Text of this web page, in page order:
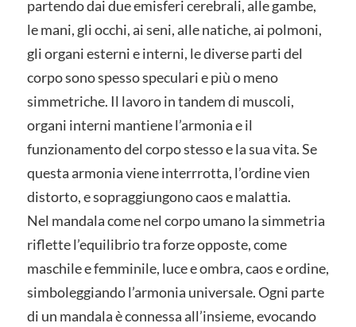
partendo dai due emisferi cerebrali, alle gambe,
le mani, gli occhi, ai seni, alle natiche, ai polmoni,
gli organi esterni e interni, le diverse parti del
corpo sono spesso speculari e più o meno
simmetriche. Il lavoro in tandem di muscoli,
organi interni mantiene l’armonia e il
funzionamento del corpo stesso e la sua vita. Se
questa armonia viene interrrotta, l’ordine vien
distorto, e sopraggiungono caos e malattia.
Nel mandala come nel corpo umano la simmetria
riflette l’equilibrio tra forze opposte, come
maschile e femminile, luce e ombra, caos e ordine,
simboleggiando l’armonia universale. Ogni parte
di un mandala è connessa all’insieme, evocando